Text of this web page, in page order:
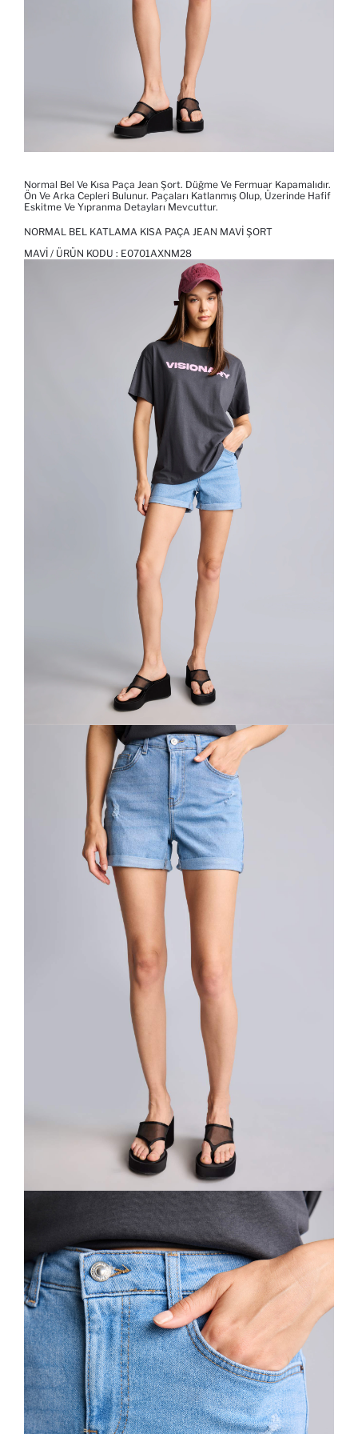
Normal Bel Ve Kısa Paça Jean Şort. Düğme Ve Fermuar Kapamalıdır.
Ön Ve Arka Cepleri Bulunur. Paçaları Katlanmış Olup, Üzerinde Hafif
Eskitme Ve Yıpranma Detayları Mevcuttur.
NORMAL BEL KATLAMA KISA PAÇA JEAN MAVI ŞORT
MAVI / ÜRÜN KODU : E0701AXNM28